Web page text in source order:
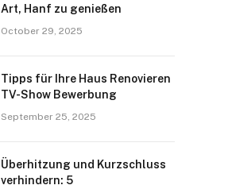
Art, Hanf zu genießen
October 29, 2025
Tipps für Ihre Haus Renovieren
TV-Show Bewerbung
September 25, 2025
Überhitzung und Kurzschluss
verhindern: 5